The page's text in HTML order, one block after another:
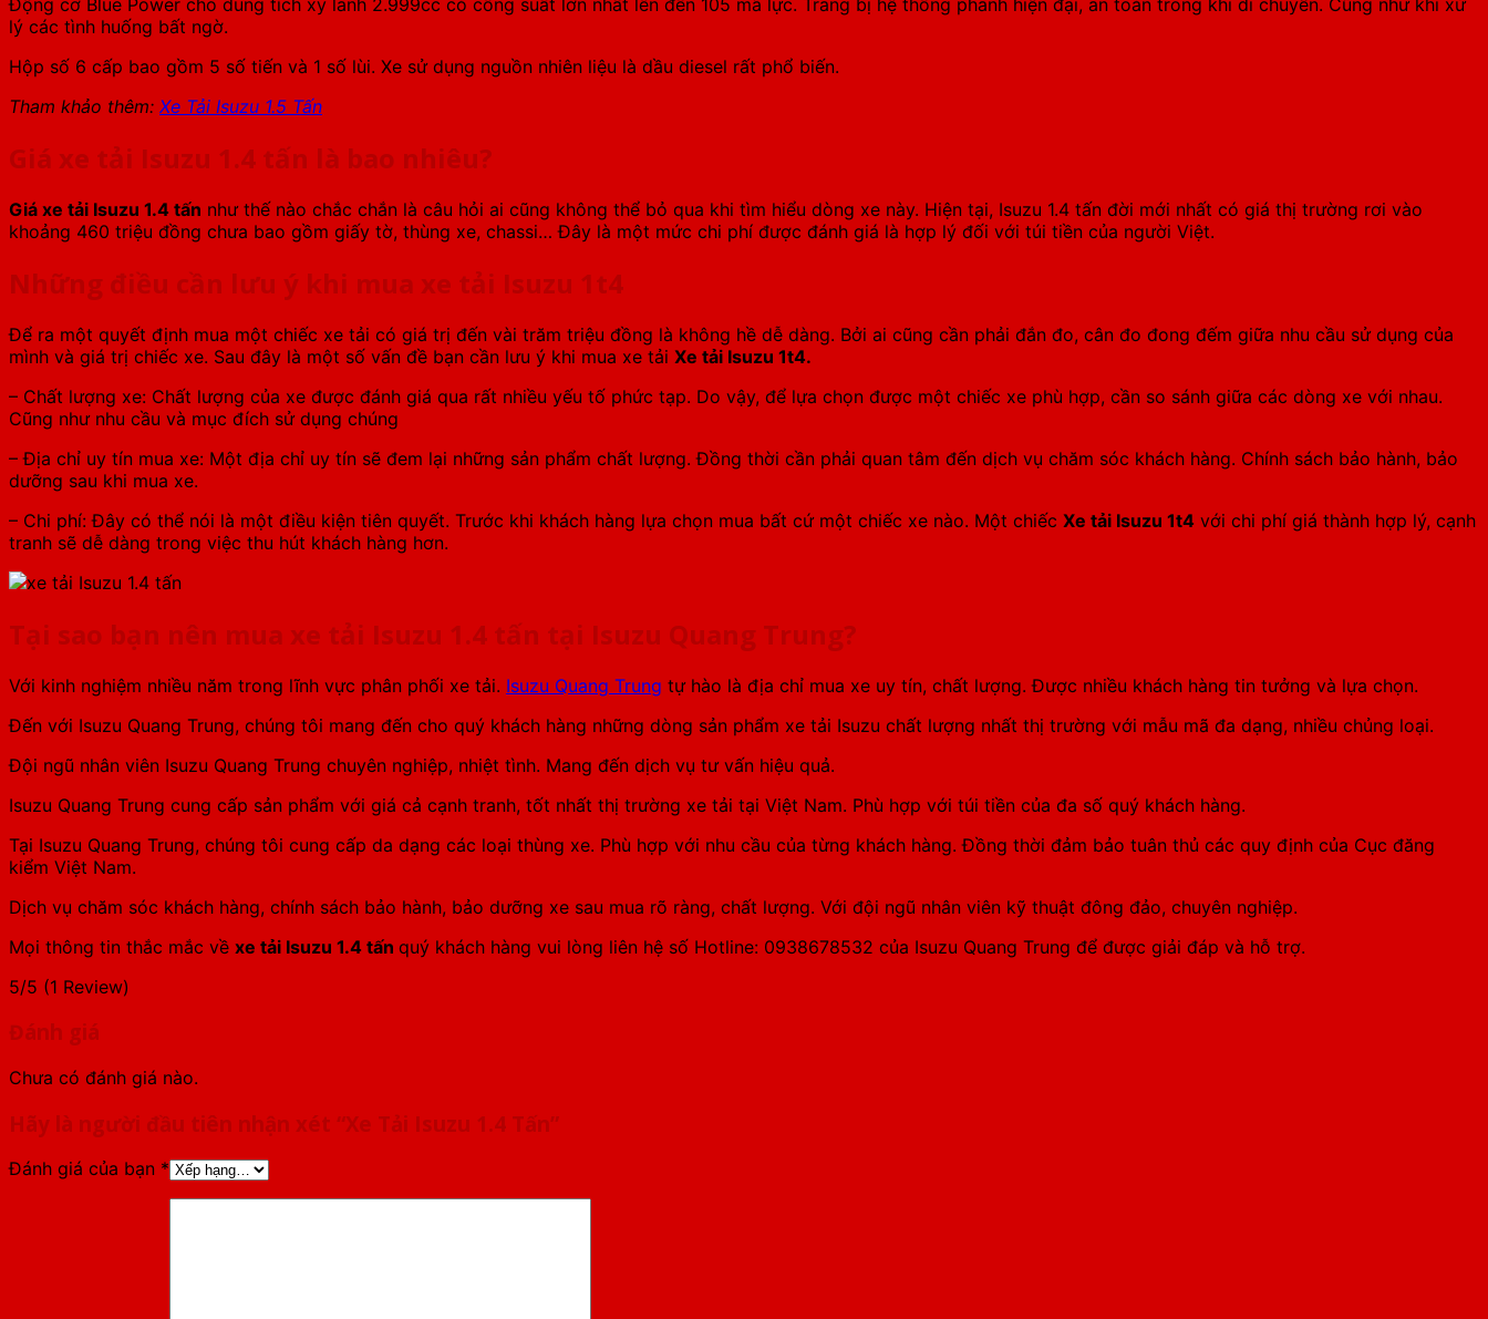
Động cơ Blue Power cho dung tích xy lanh 2.999cc có công suất lớn nhất lên đến 105 mã lực. Trang bị hệ thống phanh hiện đại, an toàn trong khi di chuyển. Cũng như khi xử
lý các tình huống bất ngờ.
Hộp số 6 cấp bao gồm 5 số tiến và 1 số lùi. Xe sử dụng nguồn nhiên liệu là dầu diesel rất phổ biến.
Tham khảo thêm: Xe Tải Isuzu 1.5 Tấn
Giá xe tải Isuzu 1.4 tấn là bao nhiêu?
Giá xe tải Isuzu 1.4 tấn như thế nào chắc chắn là câu hỏi ai cũng không thể bỏ qua khi tìm hiểu dòng xe này. Hiện tại, Isuzu 1.4 tấn đời mới nhất có giá thị trường rơi vào
khoảng 460 triệu đồng chưa bao gồm giấy tờ, thùng xe, chassi… Đây là một mức chi phí được đánh giá là hợp lý đối với túi tiền của người Việt.
Những điều cần lưu ý khi mua xe tải Isuzu 1t4
Để ra một quyết định mua một chiếc xe tải có giá trị đến vài trăm triệu đồng là không hề dễ dàng. Bởi ai cũng cần phải đắn đo, cân đo đong đếm giữa nhu cầu sử dụng của
mình và giá trị chiếc xe. Sau đây là một số vấn đề bạn cần lưu ý khi mua xe tải Xe tải Isuzu 1t4.
– Chất lượng xe: Chất lượng của xe được đánh giá qua rất nhiều yếu tố phức tạp. Do vậy, để lựa chọn được một chiếc xe phù hợp, cần so sánh giữa các dòng xe với nhau.
Cũng như nhu cầu và mục đích sử dụng chúng
– Địa chỉ uy tín mua xe: Một địa chỉ uy tín sẽ đem lại những sản phẩm chất lượng. Đồng thời cần phải quan tâm đến dịch vụ chăm sóc khách hàng. Chính sách bảo hành, bảo
dưỡng sau khi mua xe.
– Chi phí: Đây có thể nói là một điều kiện tiên quyết. Trước khi khách hàng lựa chọn mua bất cứ một chiếc xe nào. Một chiếc Xe tải Isuzu 1t4 với chi phí giá thành hợp lý, cạnh
tranh sẽ dễ dàng trong việc thu hút khách hàng hơn.
Tại sao bạn nên mua xe tải Isuzu 1.4 tấn tại Isuzu Quang Trung?
Với kinh nghiệm nhiều năm trong lĩnh vực phân phối xe tải. Isuzu Quang Trung tự hào là địa chỉ mua xe uy tín, chất lượng. Được nhiều khách hàng tin tưởng và lựa chọn.
Đến với Isuzu Quang Trung, chúng tôi mang đến cho quý khách hàng những dòng sản phẩm xe tải Isuzu chất lượng nhất thị trường với mẫu mã đa dạng, nhiều chủng loại.
Đội ngũ nhân viên Isuzu Quang Trung chuyên nghiệp, nhiệt tình. Mang đến dịch vụ tư vấn hiệu quả.
Isuzu Quang Trung cung cấp sản phẩm với giá cả cạnh tranh, tốt nhất thị trường xe tải tại Việt Nam. Phù hợp với túi tiền của đa số quý khách hàng.
Tại Isuzu Quang Trung, chúng tôi cung cấp da dạng các loại thùng xe. Phù hợp với nhu cầu của từng khách hàng. Đồng thời đảm bảo tuân thủ các quy định của Cục đăng
kiểm Việt Nam.
Dịch vụ chăm sóc khách hàng, chính sách bảo hành, bảo dưỡng xe sau mua rõ ràng, chất lượng. Với đội ngũ nhân viên kỹ thuật đông đảo, chuyên nghiệp.
Mọi thông tin thắc mắc về xe tải Isuzu 1.4 tấn quý khách hàng vui lòng liên hệ số Hotline: 0938678532 của Isuzu Quang Trung để được giải đáp và hỗ trợ.
5/5 (1 Review)
Đánh giá
Chưa có đánh giá nào.
Hãy là người đầu tiên nhận xét “Xe Tải Isuzu 1.4 Tấn”
Đánh giá của bạn *